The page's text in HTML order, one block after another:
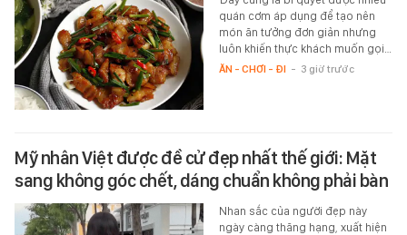
quán cơm áp dụng để tạo nên
món ăn tưởng đơn giản nhưng
luôn khiến thực khách muốn gọi…
ĂN - CHƠI - ĐI - 3 giờ trước
Mỹ nhân Việt được đề cử đẹp nhất thế giới: Mặt
sang không góc chết, dáng chuẩn không phải bàn
Nhan sắc của người đẹp này
ngày càng thăng hạng, xuất hiện